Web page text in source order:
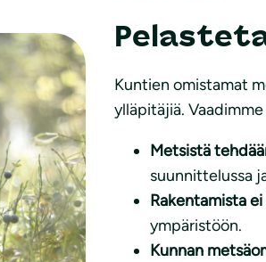
Kuntien omistamat
ylläpitäjiä.
Metsistä
suunnittelussa
Rakentamista
ympäristöön.
Kunnan